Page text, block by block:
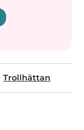
Trollhättan